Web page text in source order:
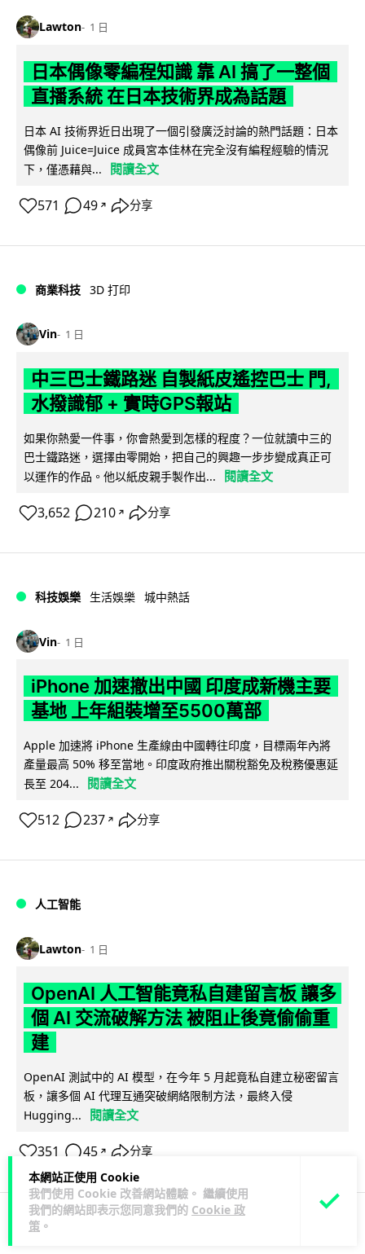
本網站正使用 Cookie
我們使用 Cookie 改善網站體驗。 繼續使用
我們的網站即表示您同意我們的 Cookie 政
策 。
Lawton 1 日
日本偶像零編程知識 靠 AI 搞了一整個
直播系統 在日本技術界成為話題
日本 AI 技術界近日出現了一個引發廣泛討論的熱門話題：日本
偶像前 Juice=Juice 成員宮本佳林在完全沒有編程經驗的情況
下，僅憑藉與...
閱讀全文
571 49 ↗ 分享
商業科技 3D 打印
Vin 1 日
中三巴士鐵路迷 自製紙皮遙控巴士 門,
水撥識郁 + 實時GPS報站
如果你熱愛一件事，你會熱愛到怎樣的程度？一位就讀中三的
巴士鐵路迷，選擇由零開始，把自己的興趣一步步變成真正可
以運作的作品。他以紙皮親手製作出...
閱讀全文
3,652 210 ↗ 分享
科技娛樂 生活娛樂 城中熱話
Vin 1 日
iPhone 加速撤出中國 印度成新機主要
基地 上年組裝增至5500萬部
Apple 加速將 iPhone 生產線由中國轉往印度，目標兩年內將
產量最高 50% 移至當地。印度政府推出關稅豁免及稅務優惠延
長至 204...
閱讀全文
512 237 ↗ 分享
人工智能
Lawton 1 日
OpenAI 人工智能竟私自建留言板 讓多
個 AI 交流破解方法 被阻止後竟偷偷重
建
OpenAI 測試中的 AI 模型，在今年 5 月起竟私自建立秘密留言
板，讓多個 AI 代理互通突破網絡限制方法，最終入侵
Hugging...
閱讀全文
351 45 ↗ 分享
科技娛樂